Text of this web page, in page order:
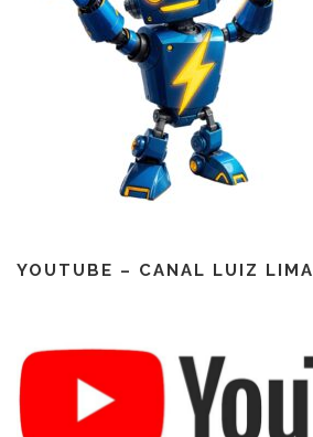
YOUTUBE – CANAL LUIZ LIMA